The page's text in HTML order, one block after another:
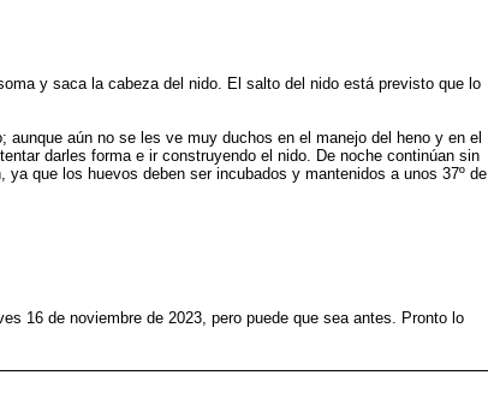
y saca la cabeza del nido. El salto del nido está previsto que lo
aún no se les ve muy duchos en el manejo del heno y en el
darles forma e ir construyendo el nido. De noche continúan sin
que los huevos deben ser incubados y mantenidos a unos 37º de
16 de noviembre de 2023, pero puede que sea antes. Pronto lo